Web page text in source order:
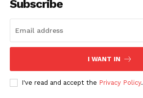
Company
About
Subscription Plans
My account
Subscribe
I WANT IN
I've read and accept the Privacy Policy.